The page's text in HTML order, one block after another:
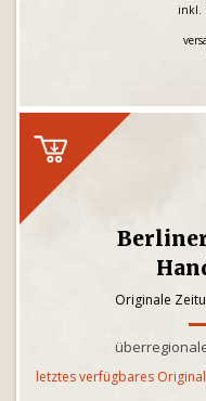
inkl.
Originale
letztes verfügbares